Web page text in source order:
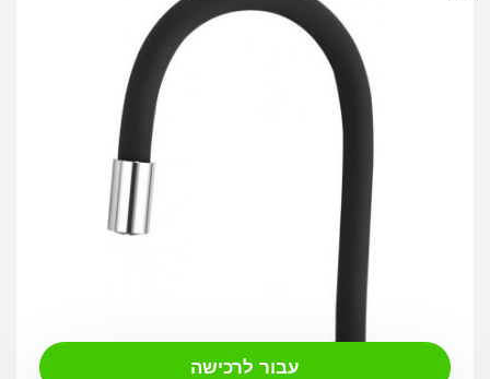
₪
עבור לרכישה